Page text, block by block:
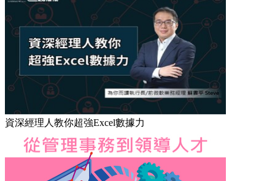
資深經理人教你超強Excel數據力